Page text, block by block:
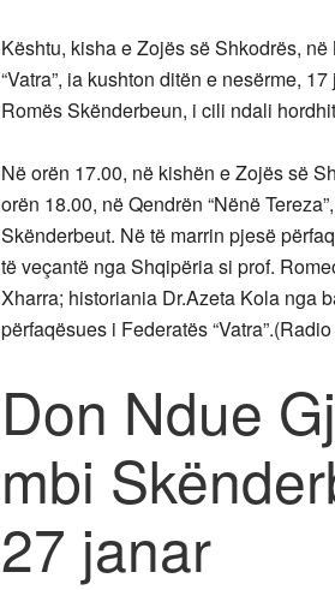
Kështu, kisha e Zojës së Shkodrës,
“Vatra”, ia kushton ditën e nesërme,
Romës Skënderbeun, i cili ndali
Në orën 17.00, në kishën e Zojës së
orën 18.00, në Qendrën “Nënë
Skënderbeut. Në të marrin pjesë
të veçantë nga Shqipëria si prof.
Xharra; historiania Dr.Azeta Kola nga
përfaqësues i Federatës
Don Ndue
mbi
27 janar